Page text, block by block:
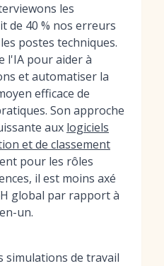
les
de 40 % nos erreurs
postes techniques.
l'IA pour aider à
et automatiser la
efficace de
Son approche
aux logiciels
et de classement
pour les rôles
il est moins axé
global par rapport à
un.
simulations de travail